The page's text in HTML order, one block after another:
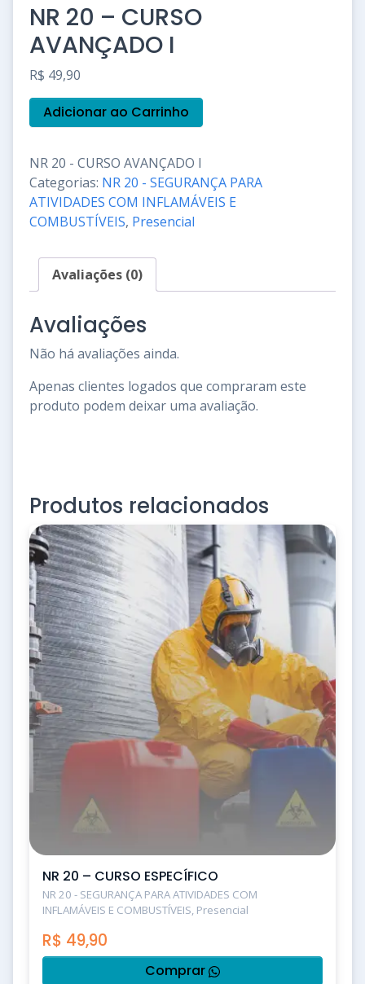
NR 20 – CURSO
AVANÇADO I
R$ 49,90
NR
AVANÇADO
I
quantidade
Adicionar ao Carrinho
NR 20 - CURSO AVANÇADO I
Categorias: NR 20 - SEGURANÇA PARA
ATIVIDADES COM INFLAMÁVEIS E
COMBUSTÍVEIS, Presencial
Avaliações (0)
Avaliações
Não há avaliações ainda.
Apenas clientes logados que compraram este
produto podem deixar uma avaliação.
Produtos relacionados
NR 20 – CURSO ESPECÍFICO
NR 20 - SEGURANÇA PARA ATIVIDADES COM
INFLAMÁVEIS E COMBUSTÍVEIS, Presencial
R$ 49,90
Comprar